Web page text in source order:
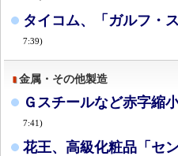
タイコム、「ガルフ・
7:39)
金属・その他製造
Ｇスチールなど赤字縮
7:41)
花王、高級化粧品「セ